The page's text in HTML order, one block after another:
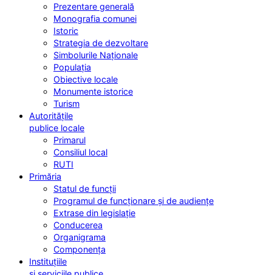
Prezentare generală
Monografia comunei
Istoric
Strategia de dezvoltare
Simbolurile Naționale
Populația
Obiective locale
Monumente istorice
Turism
Autoritățile
publice locale
Primarul
Consiliul local
RUTI
Primăria
Statul de funcții
Programul de funcționare și de audiențe
Extrase din legislație
Conducerea
Organigrama
Componența
Instituțiile